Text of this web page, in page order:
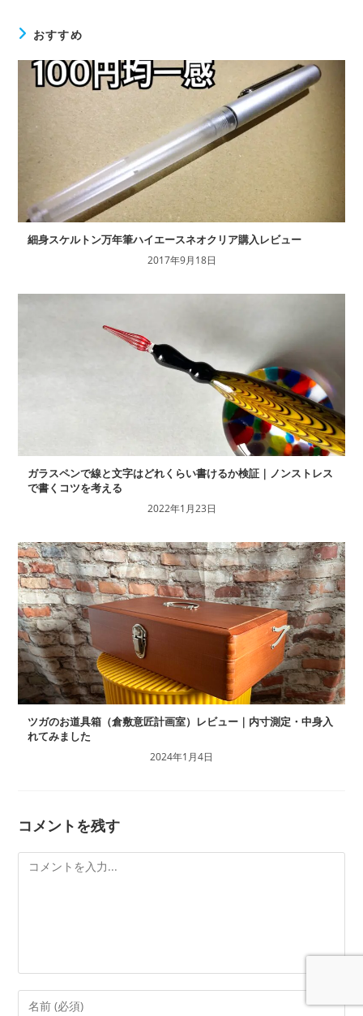
おすすめ
細身スケルトン万年筆ハイエースネオクリア購入レビュー
2017年9月18日
ガラスペンで線と文字はどれくらい書けるか検証｜ノンストレス
で書くコツを考える
2022年1月23日
ツガのお道具箱（倉敷意匠計画室）レビュー｜内寸測定・中身入
れてみました
2024年1月4日
コメントを残す